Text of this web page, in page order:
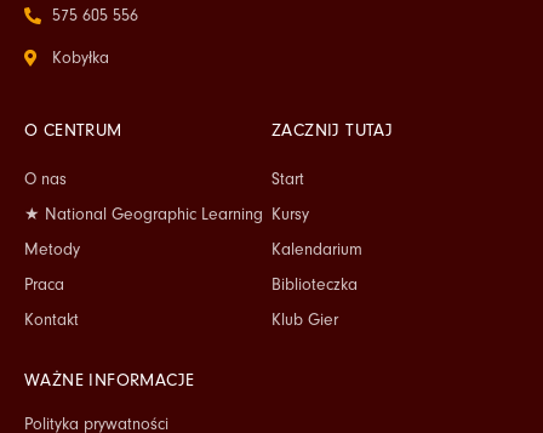
575 605 556
Kobyłka
O CENTRUM
O nas
★ National Geographic Learning
Metody
Praca
Kontakt
ZACZNIJ TUTAJ
Start
Kursy
Kalendarium
Biblioteczka
Klub Gier
WAŻNE INFORMACJE
Polityka prywatności